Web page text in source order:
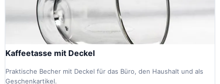
Kaffeetasse mit Deckel
Praktische Becher mit Deckel für das Büro, den Haushalt und als
Geschenkartikel.